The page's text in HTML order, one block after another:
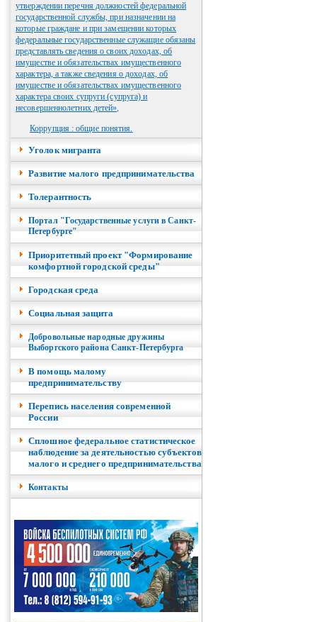
утверждении перечня должностей федеральной
государственной службы, при назначении на
которые граждане и при замещении которых
федеральные государственные служащие обязаны
представлять сведения о своих доходах, об
имуществе и обязательствах имущественного
характера, а также сведения о доходах, об
имуществе и обязательствах имущественного
характера своих супруги (супруга) и
несовершеннолетних детей»,
Коррупция : общие понятия.
Уголок мигранта
Развитие малого предпринимательства
Толерантность
Портал "Государственные услуги в Санкт-
Петербурге"
Приоритетный проект "Формирование
комфортной городской среды"
Городская среда
Социальная защита
Добровольные народные дружины
Выборгского района Санкт-Петербурга
В помощь малому
предпринимательству
Перепись населения современной
России
Сплошное федеральное статистическое
наблюдение за деятельностью субъектов
малого и среднего предпринимательства
Контакты